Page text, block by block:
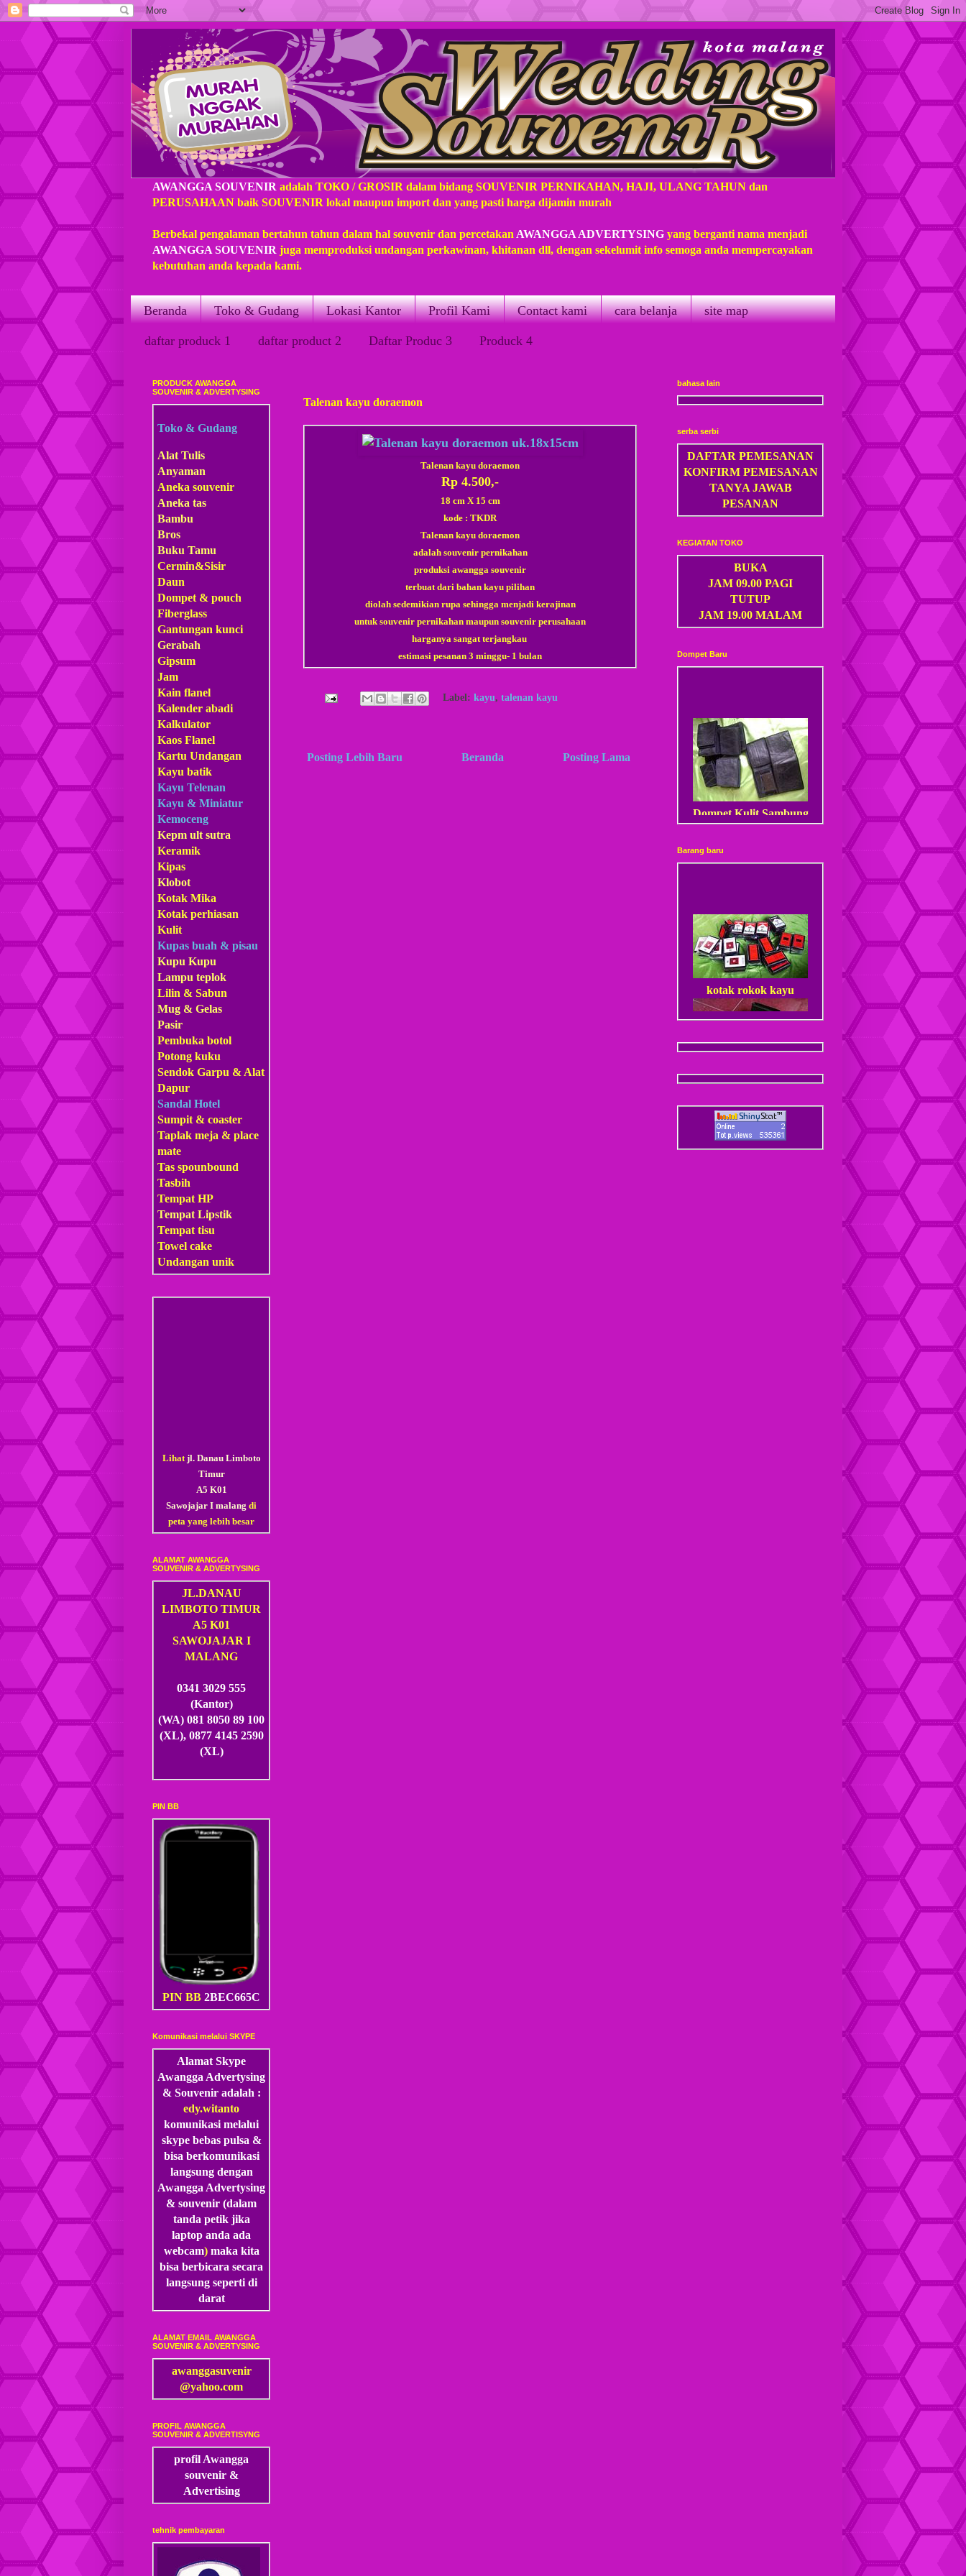
AWANGGA SOUVENIR adalah TOKO / GROSIR dalam bidang SOUVENIR PERNIKAHAN, HAJI, ULANG TAHUN dan
PERUSAHAAN baik SOUVENIR lokal maupun import dan yang pasti harga dijamin murah
Berbekal pengalaman bertahun tahun dalam hal souvenir dan percetakan AWANGGA ADVERTYSING yang berganti nama menjadi
AWANGGA SOUVENIR juga memproduksi undangan perkawinan, khitanan dll, dengan sekelumit info semoga anda mempercayakan
kebutuhan anda kepada kami.
Beranda Toko & Gudang Lokasi Kantor Profil Kami Contact kami cara belanja site map
daftar produck 1 daftar product 2 Daftar Produc 3 Produck 4
Talenan kayu doraemon
Talenan kayu doraemon
Rp 4.500,-
18 cm X 15 cm
kode : TKDR
Talenan kayu doraemon
adalah souvenir pernikahan
produksi awangga souvenir
terbuat dari bahan kayu pilihan
diolah sedemikian rupa sehingga menjadi kerajinan
untuk souvenir pernikahan maupun souvenir perusahaan
harganya sangat terjangkau
estimasi pesanan 3 minggu- 1 bulan
Label: kayu, talenan kayu
Posting Lebih Baru Posting Lama
Beranda
PRODUCK AWANGGA
SOUVENIR & ADVERTYSING
Toko & Gudang
Alat Tulis
Anyaman
Aneka souvenir
Aneka tas
Bambu
Bros
Buku Tamu
Cermin&Sisir
Daun
Dompet & pouch
Fiberglass
Gantungan kunci
Gerabah
Gipsum
Jam
Kain flanel
Kalender abadi
Kalkulator
Kaos Flanel
Kartu Undangan
Kayu batik
Kayu Telenan
Kayu & Miniatur
Kemoceng
Kepm ult sutra
Keramik
Kipas
Klobot
Kotak Mika
Kotak perhiasan
Kulit
Kupas buah & pisau
Kupu Kupu
Lampu teplok
Lilin & Sabun
Mug & Gelas
Pasir
Pembuka botol
Potong kuku
Sendok Garpu & Alat
Dapur
Sandal Hotel
Sumpit & coaster
Taplak meja & place
mate
Tas spounbound
Tasbih
Tempat HP
Tempat Lipstik
Tempat tisu
Towel cake
Undangan unik
Lihatjl. Danau Limboto
Timur
A5 K01
Sawojajar I malang di
peta yang lebih besar
ALAMAT AWANGGA
SOUVENIR & ADVERTYSING
JL.DANAU
LIMBOTO TIMUR
A5 K01
SAWOJAJAR I
MALANG
0341 3029 555
(Kantor)
(WA) 081 8050 89 100
(XL), 0877 4145 2590
(XL)
PIN BB
PIN BB 2BEC665C
Komunikasi melalui SKYPE
Alamat Skype
Awangga Advertysing
& Souvenir adalah :
edy.witanto
komunikasi melalui
skype bebas pulsa &
bisa berkomunikasi
langsung dengan
Awangga Advertysing
& souvenir (dalam
tanda petik jika
laptop anda ada
webcam) maka kita
bisa berbicara secara
langsung seperti di
darat
ALAMAT EMAIL AWANGGA
SOUVENIR & ADVERTYSING
awanggasuvenir
@yahoo.com
PROFIL AWANGGA
SOUVENIR & ADVERTISYNG
profil Awangga
souvenir &
Advertising
tehnik pembayaran
bahasa lain
serba serbi
DAFTAR PEMESANAN
KONFIRM PEMESANAN
TANYA JAWAB
PESANAN
KEGIATAN TOKO
BUKA
JAM 09.00 PAGI
TUTUP
JAM 19.00 MALAM
Dompet Baru
Dompet Kulit Sambung
Dompet Kulit Pria Jantan
Barang baru
kotak rokok kayu
Kulit